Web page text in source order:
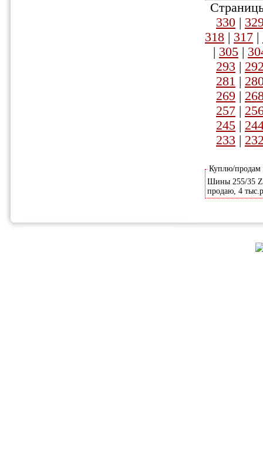
330 |
318 | 317 |
| 305 |
293 |
281 |
269 |
257 |
245 |
233 |
Куплю/
Шины 255/35
продаю, 4